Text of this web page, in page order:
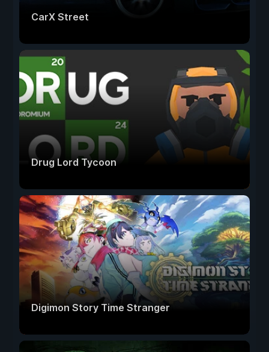
CarX Street
Drug Lord Tycoon
Digimon Story Time Stranger